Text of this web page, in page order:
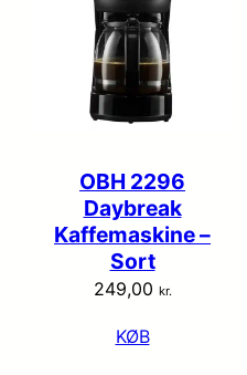
OBH 2296
Daybreak
Kaffemaskine –
Sort
249,00 kr.
KØB